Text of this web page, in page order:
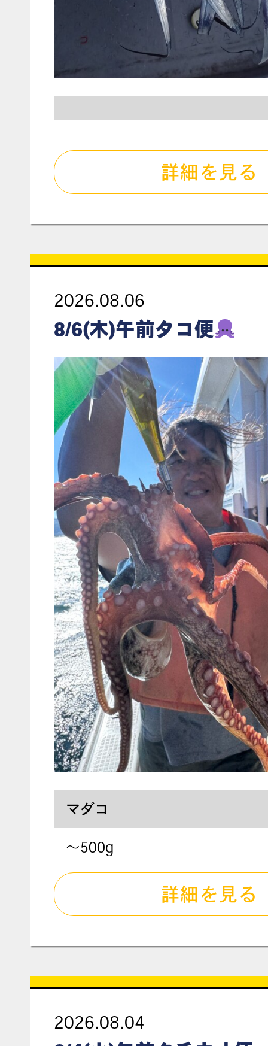
詳細を見る
2026.08.06
8/6(木)午前タコ便
マダコ
～500g
詳細を見る
2026.08.04